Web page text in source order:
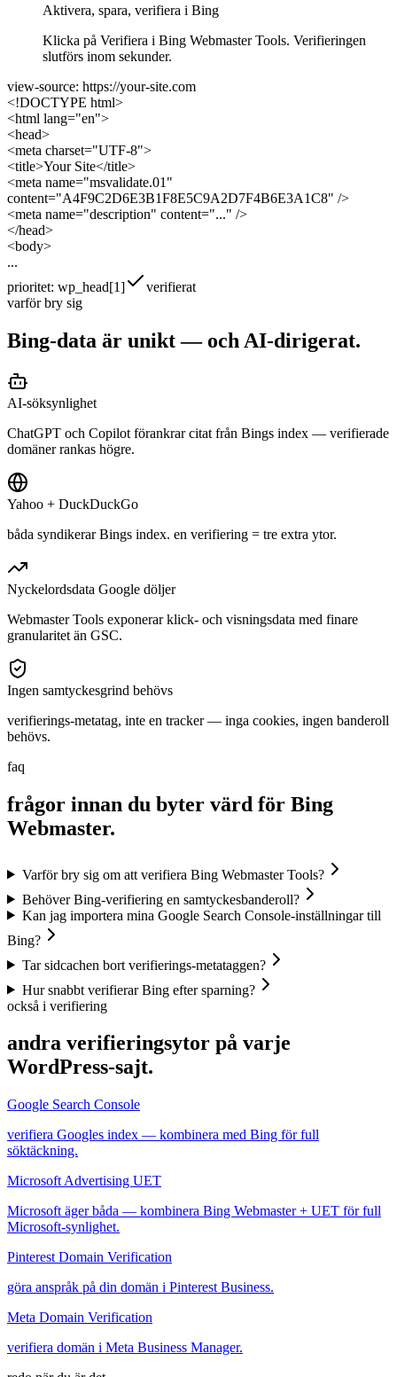
Aktivera, spara, verifiera i Bing
Klicka på Verifiera i Bing Webmaster Tools. Verifieringen
slutförs inom sekunder.
view-source: https://your-site.com
<!DOCTYPE html>
<html lang="en">
<head>
<meta charset="UTF-8">
<title>Your Site</title>
<meta name="msvalidate.01"
content="A4F9C2D6E3B1F8E5C9A2D7F4B6E3A1C8" />
<meta name="description" content="..." />
</head>
<body>
...
prioritet: wp_head[1]
verifierat
varför bry sig
Bing-data är unikt — och AI-dirigerat.
AI-söksynlighet
ChatGPT och Copilot förankrar citat från Bings index — verifierade
domäner rankas högre.
Yahoo + DuckDuckGo
båda syndikerar Bings index. en verifiering = tre extra ytor.
Nyckelordsdata Google döljer
Webmaster Tools exponerar klick- och visningsdata med finare
granularitet än GSC.
Ingen samtyckesgrind behövs
verifierings-metatag, inte en tracker — inga cookies, ingen banderoll
behövs.
faq
frågor innan du byter värd för Bing
Webmaster.
Varför bry sig om att verifiera Bing Webmaster Tools?
Behöver Bing-verifiering en samtyckesbanderoll?
Kan jag importera mina Google Search Console-inställningar till
Bing?
Tar sidcachen bort verifierings-metataggen?
Hur snabbt verifierar Bing efter sparning?
också i verifiering
andra verifieringsytor på varje
WordPress-sajt.
Google Search Console
verifiera Googles index — kombinera med Bing för full
söktäckning.
Microsoft Advertising UET
Microsoft äger båda — kombinera Bing Webmaster + UET för full
Microsoft-synlighet.
Pinterest Domain Verification
göra anspråk på din domän i Pinterest Business.
Meta Domain Verification
verifiera domän i Meta Business Manager.